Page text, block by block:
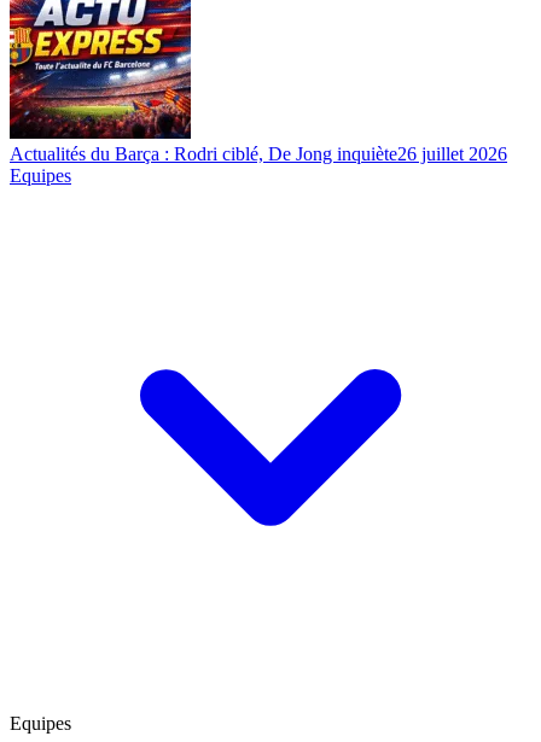
Actualités du Barça : Rodri ciblé, De Jong inquiète26 juillet 2026
Equipes
Equipes